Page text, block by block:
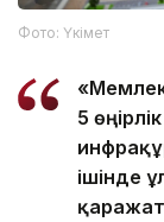
Фото: Үкімет
5
ішінде